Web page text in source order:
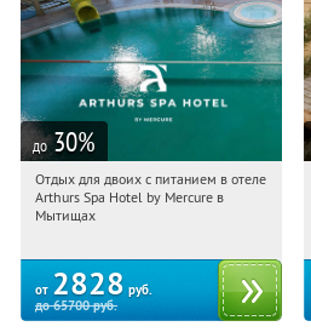
до 30%
15:08:34
Купи первым!
Московская обл., г. Мытищи, д.
Отдых для двоих с питанием в отеле
Arthurs Spa Hotel by Mercure в
Мытищах
от 2828 руб.
до65700руб.